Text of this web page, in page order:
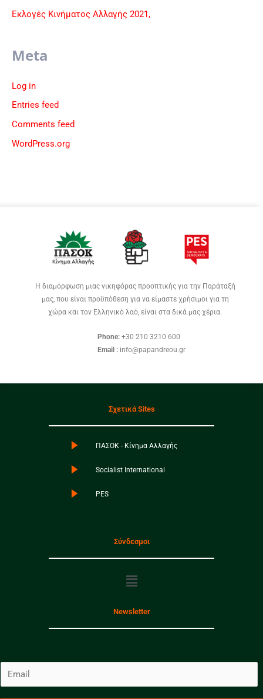
Εκλογές Κινήματος Αλλαγής 2021,
Meta
Log in
Entries feed
Comments feed
WordPress.org
Η διαμόρφωση μιας νικηφόρας προοπτικής για την Παράταξή
μας, που είναι προϋπόθεση για να είμαστε χρήσιμοι για τη
χώρα και τον Ελληνικό λαό, είναι στα δικά μας χέρια.
Phone: +30 210 3210 600
Email : info@papandreou.gr
Σχετικά Sites
ΠΑΣΟΚ - Κίνημα Αλλαγής
Socialist International
PES
Σύνδεσμοι
Menu
Newsletter